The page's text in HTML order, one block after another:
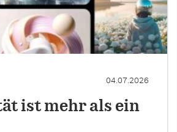
04.07.2026
ist mehr als ein